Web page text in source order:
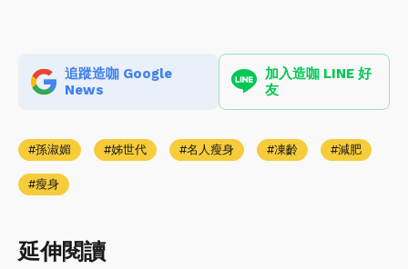
追蹤造咖 Google
News
加入造咖 LINE 好
友
孫淑媚 姊世代 名人瘦身 凍齡 減肥
瘦身
延伸閱讀